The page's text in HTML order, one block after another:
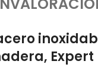
Expert